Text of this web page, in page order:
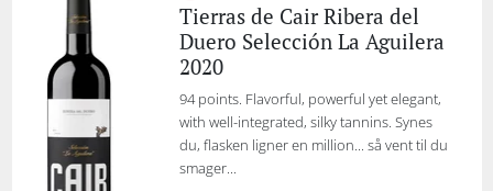
Tierras de Cair Ribera del
Duero Selección La Aguilera
2020
94 points. Flavorful, powerful yet elegant,
with well-integrated, silky tannins. Synes
du, flasken ligner en million... så vent til du
smager...